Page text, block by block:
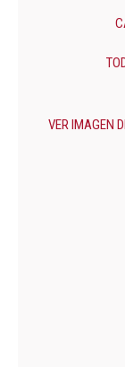
VER IMAGEN